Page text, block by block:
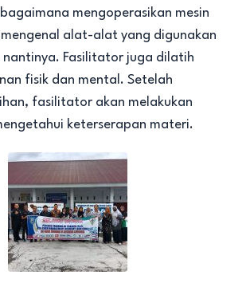
mengoperasikan mesin
alat-alat yang digunakan
Fasilitator juga dilatih
fisik dan mental. Setelah
fasilitator akan melakukan
keterserapan materi.